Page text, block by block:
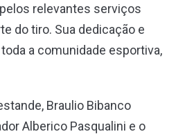
relevantes serviços
do tiro. Sua dedicação e
a comunidade esportiva,
Braulio Bibanco
Alberico Pasqualini e o